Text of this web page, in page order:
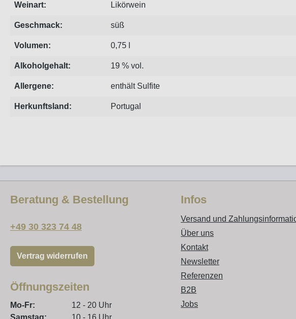
Weinart: Likörwein
Geschmack: süß
Volumen: 0,75 l
Alkoholgehalt: 19 % vol.
Allergene: enthält Sulfite
Herkunftsland: Portugal
Beratung & Bestellung
+49 30 323 74 48
Vertrag widerrufen
Öffnungszeiten
Mo-Fr:
12 - 20 Uhr
Samstag:
10 - 16 Uhr
Infos
Versand und
Über uns
Kontakt
Newsletter
Referenzen
B2B
Jobs